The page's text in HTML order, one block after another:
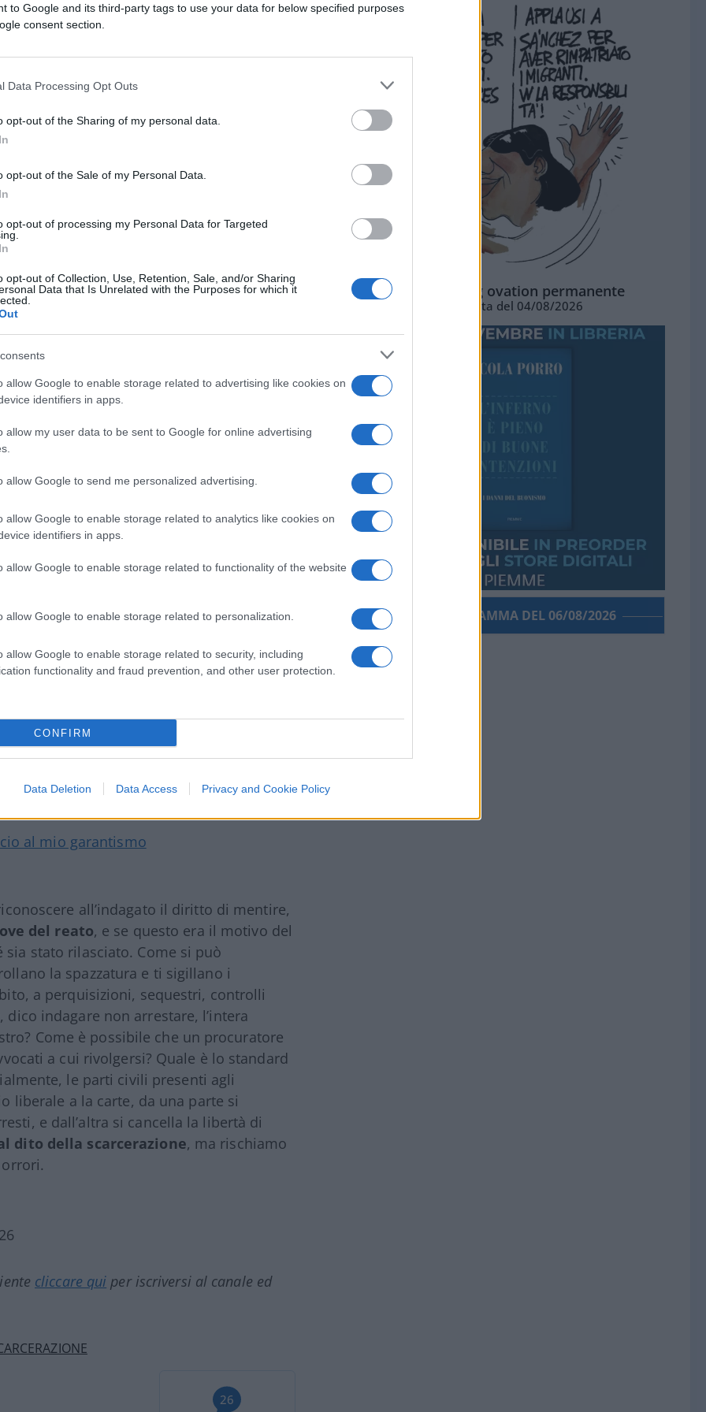
to Google and its third-party tags to use your data for below specified purposes
consent section.
Data Processing Opt Outs
opt-out of the Sharing of my personal data.
opt-out of the Sale of my Personal Data.
opt-out of processing my Personal Data for Targeted
opt-out of Collection, Use, Retention, Sale, and/or Sharing
Data that Is Unrelated with the Purposes for which it
allow Google to enable storage related to advertising like cookies on
identifiers in apps.
allow my user data to be sent to Google for online advertising
allow Google to send me personalized advertising.
allow Google to enable storage related to analytics like cookies on
identifiers in apps.
allow Google to enable storage related to functionality of the website
allow Google to enable storage related to personalization.
allow Google to enable storage related to security, including
functionality and fraud prevention, and other user protection.
CONFIRM
Data Deletion Data Access Privacy and Cookie Policy
delle vittimeche sono dentro una bara o
colui che doveva accoglierli in
ridicola. Ma c’è qualcosa che non
fatta per le famiglie delle
diritto di odiare.
le responsabilità e poi le sanzioni.
si facesse mesi o anni di
non strapparla a suo figlio minorenne,
E perché finire qua. Chi doveva
passavano davanti al Constellation? I
svizzeri molto lesti a denunciare
proprio cantone? Dove mettiamo fine a
preventivamente tutti?
Ci sono mille mostri nella carneficina
senza piazza che vuole
compito di accertarlo.
rispetto alla risposta immediata che una
Ma siamo capitati in Occidente,
principio favoloso e terribile al tempo
dentro. Qua il problema è
pochi e di colpevoli molti
e poi giudicare. Ecco perché
un rigore a porta vuota, ma rischia di farci
la Svizzera, deve essere messa sotto i
chiedere che senso abbia questa
possibile arrestare dopo dieci giorni
ci spieghi cosa è cambiato dal
a piede libero (cosa perfettamente
altrettanto plausibile) per poi
al mio garantismo
all’indagato il diritto di mentire,
del reato, e se questo era il motivo del
stato rilasciato. Come si può
la spazzatura e ti sigillano i
a perquisizioni, sequestri, controlli
indagare non arrestare, l’intera
Come è possibile che un procuratore
a cui rivolgersi? Quale è lo standard
le parti civili presenti agli
liberale a la carte, da una parte si
e dall’altra si cancella la libertà di
dito della scarcerazione, ma rischiamo
cliccare qui per iscriversi al canale ed
26
La standing ovation permanente
Vignetta del 04/08/2026
PORROGRAMMA DEL 06/08/2026